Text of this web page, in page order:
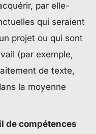
par elle-
qui seraient
projet ou qui sont
(par exemple,
de texte,
la moyenne
de compétences